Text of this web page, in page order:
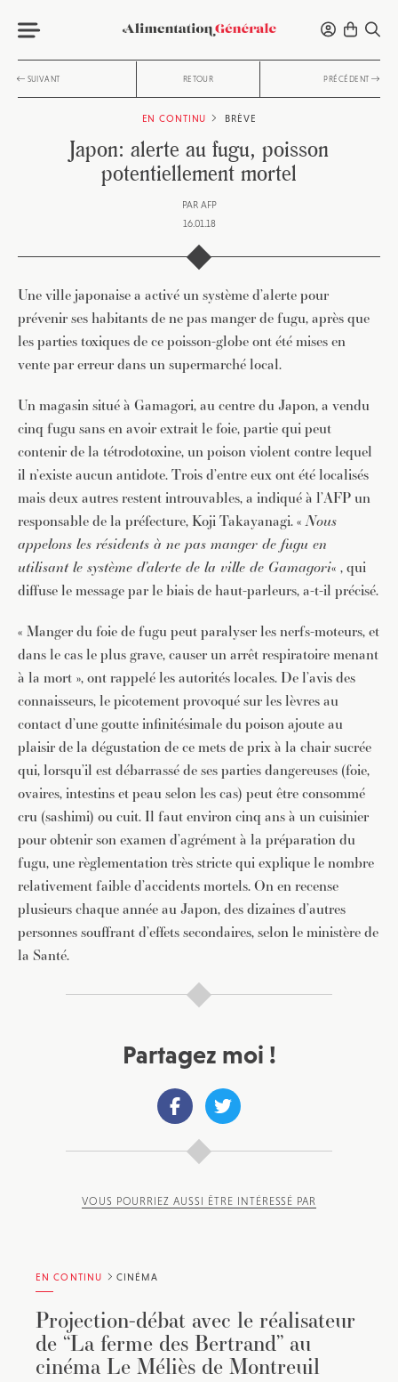
SUIVANT RETOUR PRÉCÉDENT
EN CONTINU BRÈVE
Japon: alerte au fugu, poisson
potentiellement mortel
PAR AFP
16.01.18
Une ville japonaise a activé un système d’alerte pour
prévenir ses habitants de ne pas manger de fugu, après que
les parties toxiques de ce poisson-globe ont été mises en
vente par erreur dans un supermarché local.
Un magasin situé à Gamagori, au centre du Japon, a vendu
cinq fugu sans en avoir extrait le foie, partie qui peut
contenir de la tétrodotoxine, un poison violent contre lequel
il n’existe aucun antidote. Trois d’entre eux ont été localisés
mais deux autres restent introuvables, a indiqué à l’AFP un
responsable de la préfecture, Koji Takayanagi. «Nous
appelons les résidents à ne pas manger de fugu en
utilisant le système d’alerte de la ville de Gamagori« , qui
diffuse le message par le biais de haut-parleurs, a-t-il précisé.
« Manger du foie de fugu peut paralyser les nerfs-moteurs, et
dans le cas le plus grave, causer un arrêt respiratoire menant
à la mort », ont rappelé les autorités locales. De l’avis des
connaisseurs, le picotement provoqué sur les lèvres au
contact d’une goutte infinitésimale du poison ajoute au
plaisir de la dégustation de ce mets de prix à la chair sucrée
qui, lorsqu’il est débarrassé de ses parties dangereuses (foie,
ovaires, intestins et peau selon les cas) peut être consommé
cru (sashimi) ou cuit. Il faut environ cinq ans à un cuisinier
pour obtenir son examen d’agrément à la préparation du
fugu, une règlementation très stricte qui explique le nombre
relativement faible d’accidents mortels. On en recense
plusieurs chaque année au Japon, des dizaines d’autres
personnes souffrant d’effets secondaires, selon le ministère de
la Santé.
Partagez moi !
VOUS POURRIEZ AUSSI ÊTRE INTÉRESSÉ PAR
EN CONTINU CINÉMA
Projection-débat avec le réalisateur
de “La ferme des Bertrand” au
cinéma Le Méliès de Montreuil